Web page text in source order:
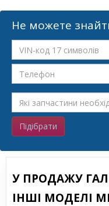
Не можете
Підібрати
У ПРОДАЖУ
ІНШІ МОДЕЛІ